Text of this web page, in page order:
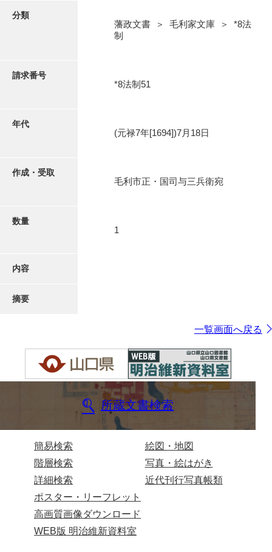
写真・絵はがき
高画質画像ダウンロード
分類
藩政文書 ＞ 毛利家文庫 ＞ *8法
制
請求番号
*8法制51
年代
(元禄7年[1694])7月18日
作成・受取
毛利市正・国司与三兵衛宛
数量
1
内容
摘要
一覧画面へ戻る
所蔵文書検索
簡易検索
階層検索
詳細検索
絵図・地図
写真・絵はがき
近代刊行写真帳類
ポスター・リーフレット
高画質画像ダウンロード
WEB版 明治維新資料室